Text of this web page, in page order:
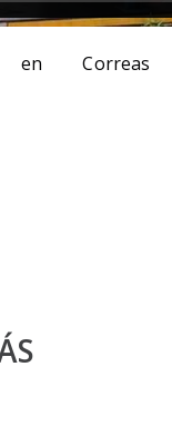
en Correas